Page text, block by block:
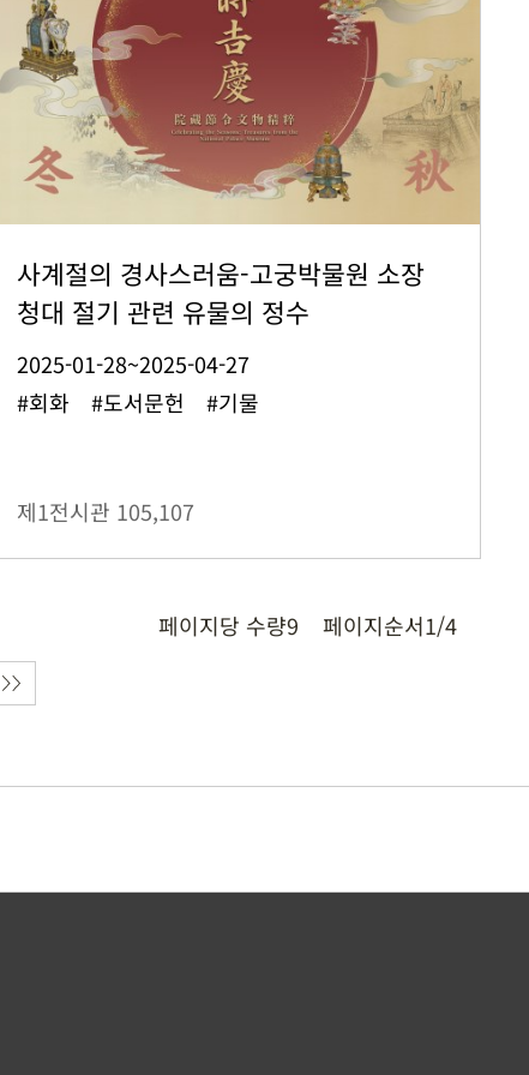
사계절의 경사스러움-고궁박물원 소장
청대 절기 관련 유물의 정수
2025-01-28~2025-04-27
#회화 #도서문헌 #기물
제1전시관 105,107
페이지당 수량9 페이지순서1/4